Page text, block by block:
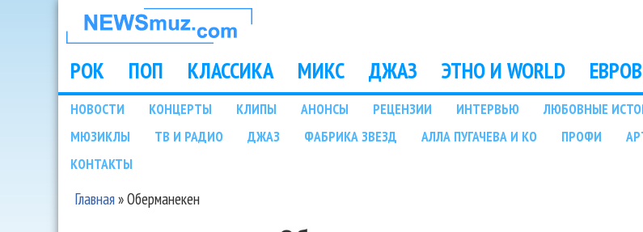
НОВОСТИ
МУЗЫКИ И
ШОУ БИЗНЕСА
NEWSMUZ.COM
Main menu
РОК ПОП КЛАССИКА МИКС ДЖАЗ ЭТНО И WORLD
Подразделы
НОВОСТИ КОНЦЕРТЫ КЛИПЫ АНОНСЫ РЕЦЕНЗИИ ИНТЕРВЬЮ ЛЮБОВНЫЕ
МЮЗИКЛЫ
ТВ И РАДИО ДЖАЗ ФАБРИКА ЗВЕЗД АЛЛА ПУГАЧЕВА И КО ПРОФИ
КОНТАКТЫ
Вы здесь
Главная»Оберманекен